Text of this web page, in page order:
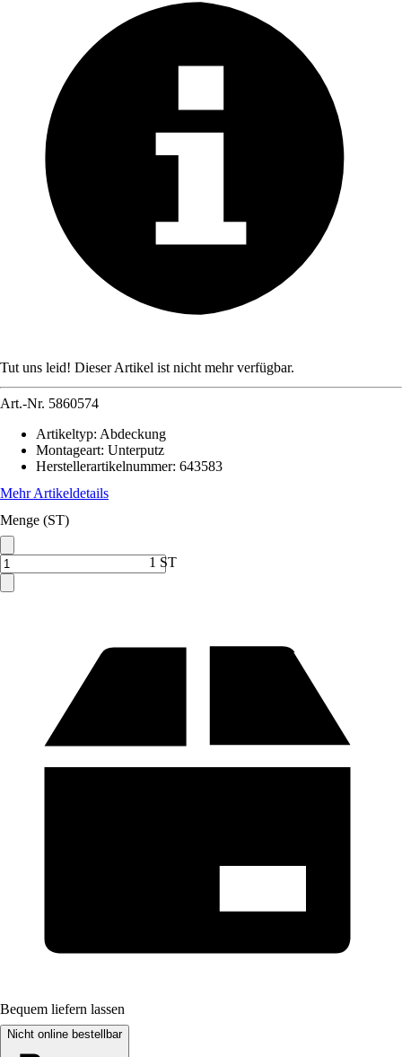
Tut uns leid! Dieser Artikel ist nicht mehr verfügbar.
Art.-Nr. 5860574
Artikeltyp: Abdeckung
Montageart: Unterputz
Herstellerartikelnummer: 643583
Mehr Artikeldetails
Menge (ST)
1 ST
Bequem liefern lassen
Nicht online bestellbar